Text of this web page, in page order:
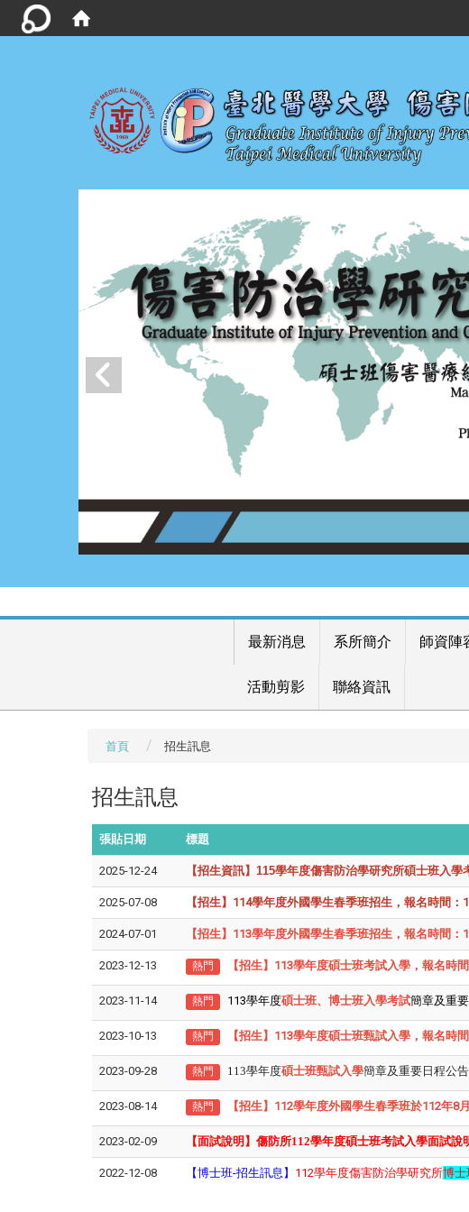
最新消息 系所簡介 師資陣
活動剪影 聯絡資訊
首頁 招生訊息
招生訊息
張貼日期 標題
2025-12-24 【招生資訊】115學年度傷害防治學研究所碩士班入學
2025-07-08 【招生】114學年度外國學生春季班招生，報名時間
2024-07-01 【招生】113學年度外國學生春季班招生，報名時間
2023-12-13 熱門 【招生】113學年度碩士班考試入學，報名時
2023-11-14 熱門 113學年度碩士班、博士班入學考試簡章及重
2023-10-13 熱門 【招生】113學年度碩士班甄試入學，報名時
2023-09-28 熱門 113學年度碩士班甄試入學簡章及重要日程公告
2023-08-14 熱門 【招生】112學年度外國學生春季班於112年
2023-02-09 【面試說明】傷防所112學年度碩士班考試入學面試說
2022-12-08 【博士班-招生訊息】 112學年度傷害防治學研究所博士